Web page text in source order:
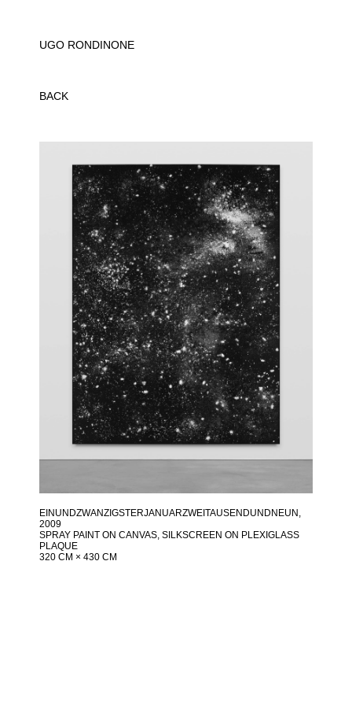
UGO RONDINONE
BACK
EINUNDZWANZIGSTERJANUARZWEITAUSENDUNDNEUN ,
2009
SPRAY PAINT ON CANVAS, SILKSCREEN ON PLEXIGLASS
PLAQUE
320 CM × 430 CM